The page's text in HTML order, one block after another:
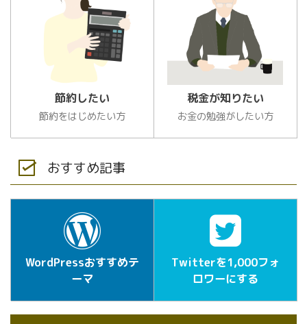
節約したい
節約をはじめたい方
税金が知りたい
お金の勉強がしたい方
おすすめ記事
WordPressおすすめテ
ーマ
Twitterを1,000フォ
ロワーにする